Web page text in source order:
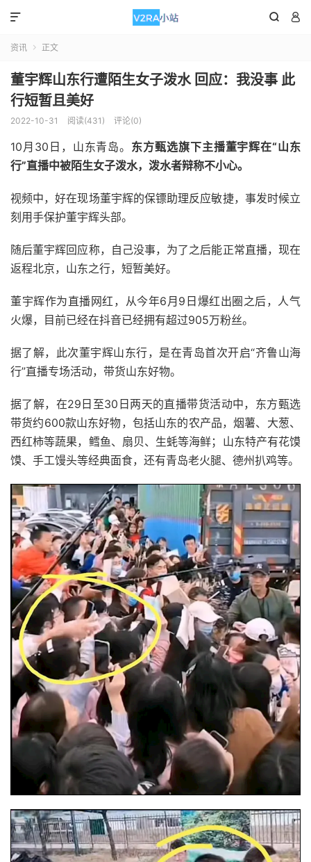
 

资讯  正文
董宇辉山东行遭陌生女子泼水 回应：我没事 此
行短暂且美好
2022-10-31 阅读(431) 评论(0)
10月30日，山东青岛。 东方甄选旗下主播董宇辉在“山东
行”直播中被陌生女子泼水，泼水者辩称不小心。
视频中，好在现场董宇辉的保镖助理反应敏捷，事发时候立
刻用手保护董宇辉头部。
随后董宇辉回应称，自己没事，为了之后能正常直播，现在
返程北京，山东之行，短暂美好。
董宇辉作为直播网红，从今年6月9日爆红出圈之后，人气
火爆，目前已经在抖音已经拥有超过905万粉丝。
据了解，此次董宇辉山东行，是在青岛首次开启“齐鲁山海
行”直播专场活动，带货山东好物。
据了解，在29日至30日两天的直播带货活动中，东方甄选
带货约600款山东好物，包括山东的农产品，烟薯、大葱、
西红柿等蔬果，鳕鱼、扇贝、生蚝等海鲜；山东特产有花馍
馍、手工馒头等经典面食，还有青岛老火腿、德州扒鸡等。